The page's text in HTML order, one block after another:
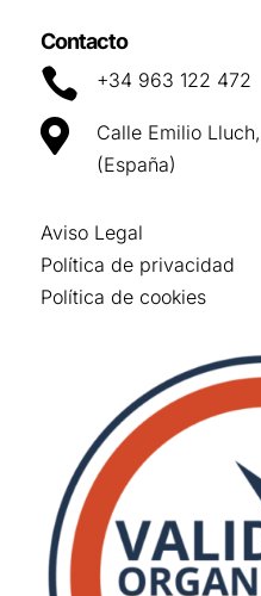
Contacto
 +34 963 122 472

Calle Emilio
(España)
Aviso Legal
Política de privacidad
Política de cookies